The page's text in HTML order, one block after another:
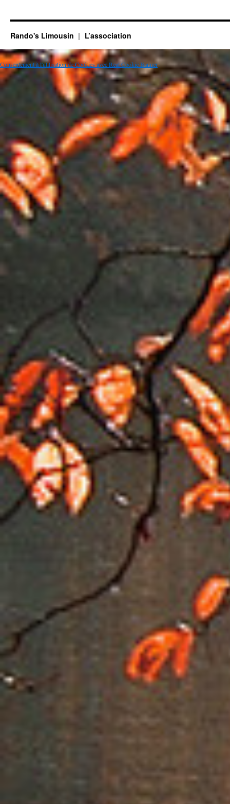
Rando's Limousin L’association
Consentement à l'utilisation de Cookies avec Real Cookie Banner